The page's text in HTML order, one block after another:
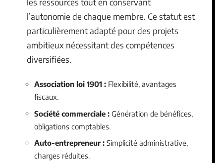
l’autonomie de chaque membre. Ce statut est
particulièrement adapté pour des projets
ambitieux nécessitant des compétences
diversifiées.
Association loi 1901 : Flexibilité, avantages
fiscaux.
Société commerciale : Génération de bénéfices,
obligations comptables.
Auto-entrepreneur : Simplicité administrative,
charges réduites.